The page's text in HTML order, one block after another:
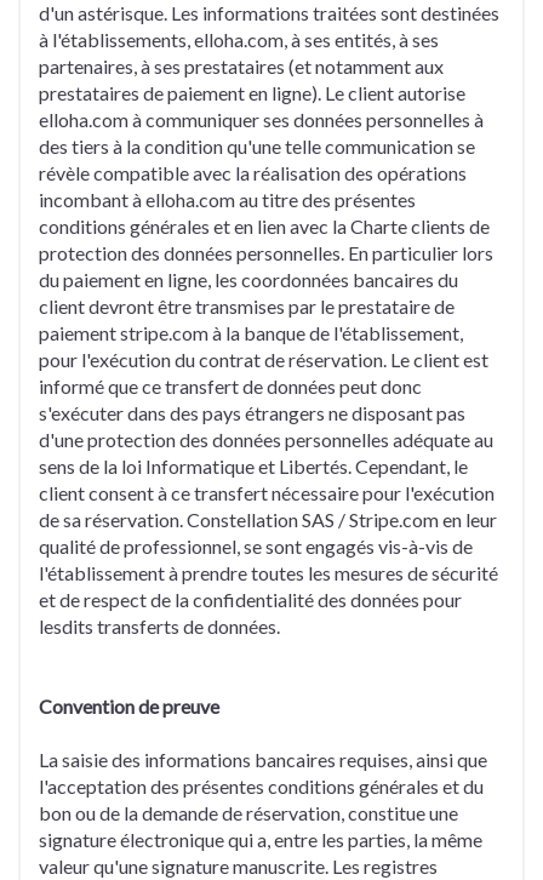
d'un astérisque. Les informations traitées sont destinées
à l'établissements, elloha.com, à ses entités, à ses
partenaires, à ses prestataires (et notamment aux
prestataires de paiement en ligne). Le client autorise
elloha.com à communiquer ses données personnelles à
des tiers à la condition qu'une telle communication se
révèle compatible avec la réalisation des opérations
incombant à elloha.com au titre des présentes
conditions générales et en lien avec la Charte clients de
protection des données personnelles. En particulier lors
du paiement en ligne, les coordonnées bancaires du
client devront être transmises par le prestataire de
paiement stripe.com à la banque de l'établissement,
pour l'exécution du contrat de réservation. Le client est
informé que ce transfert de données peut donc
s'exécuter dans des pays étrangers ne disposant pas
d'une protection des données personnelles adéquate au
sens de la loi Informatique et Libertés. Cependant, le
client consent à ce transfert nécessaire pour l'exécution
de sa réservation. Constellation SAS / Stripe.com en leur
qualité de professionnel, se sont engagés vis-à-vis de
l'établissement à prendre toutes les mesures de sécurité
et de respect de la confidentialité des données pour
lesdits transferts de données.
Convention de preuve
La saisie des informations bancaires requises, ainsi que
l'acceptation des présentes conditions générales et du
bon ou de la demande de réservation, constitue une
signature électronique qui a, entre les parties, la même
valeur qu'une signature manuscrite. Les registres